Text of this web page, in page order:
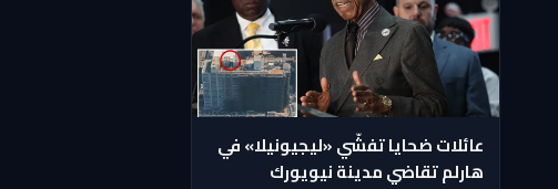
عائلات ضحايا تفشّي «ليجيونيلا» في
هارلم تقاضي مدينة نيويورك